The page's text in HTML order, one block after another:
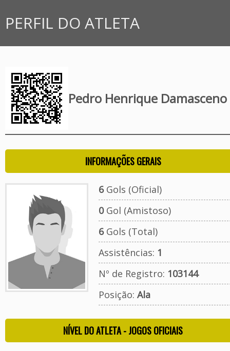
PERFIL DO ATLETA
Pedro Henrique Damasceno
INFORMAÇÕES GERAIS
6Gols (Oficial)
0Gol (Amistoso)
6Gols (Total)
Assistências: 1
Nº de Registro: 103144
Posição: Ala
NÍVEL DO ATLETA - JOGOS OFICIAIS